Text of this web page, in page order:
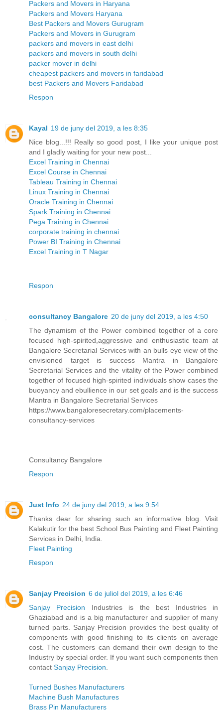
Packers and Movers in Haryana
Packers and Movers Haryana
Best Packers and Movers Gurugram
Packers and Movers in Gurugram
packers and movers in east delhi
packers and movers in south delhi
packer mover in delhi
cheapest packers and movers in faridabad
best Packers and Movers Faridabad
Respon
Kayal 19 de juny del 2019, a les 8:35
Nice blog...!!! Really so good post, I like your unique post
and I gladly waiting for your new post...
Excel Training in Chennai
Excel Course in Chennai
Tableau Training in Chennai
Linux Training in Chennai
Oracle Training in Chennai
Spark Training in Chennai
Pega Training in Chennai
corporate training in chennai
Power BI Training in Chennai
Excel Training in T Nagar
Respon
consultancy Bangalore 20 de juny del 2019, a les 4:50
The dynamism of the Power combined together of a core
focused high-spirited,aggressive and enthusiastic team at
Bangalore Secretarial Services with an bulls eye view of the
envisioned target is success Mantra in Bangalore
Secretarial Services and the vitality of the Power combined
together of focused high-spirited individuals show cases the
buoyancy and ebullience in our set goals and is the success
Mantra in Bangalore Secretarial Services
https://www.bangaloresecretary.com/placements-
consultancy-services
Consultancy Bangalore
Respon
Just Info 24 de juny del 2019, a les 9:54
Thanks dear for sharing such an informative blog. Visit
Kalakutir for the best School Bus Painting and Fleet Painting
Services in Delhi, India.
Fleet Painting
Respon
Sanjay Precision 6 de juliol del 2019, a les 6:46
Sanjay Precision Industries is the best Industries in
Ghaziabad and is a big manufacturer and supplier of many
turned parts. Sanjay Precision provides the best quality of
components with good finishing to its clients on average
cost. The customers can demand their own design to the
Industry by special order. If you want such components then
contact Sanjay Precision.
Turned Bushes Manufacturers
Machine Bush Manufactures
Brass Pin Manufacturers